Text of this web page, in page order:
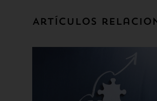
Artículos